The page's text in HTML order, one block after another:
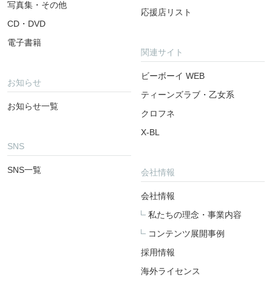
写真集・その他
CD・DVD
電子書籍
お知らせ
お知らせ一覧
SNS
SNS一覧
応援店リスト
関連サイト
ビーボーイ WEB
ティーンズラブ・乙女系
クロフネ
X-BL
会社情報
会社情報
私たちの理念・事業内容
コンテンツ展開事例
採用情報
海外ライセンス